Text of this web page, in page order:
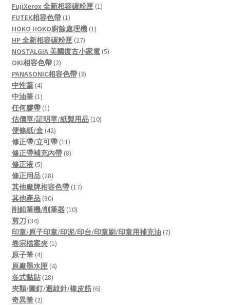
products
FujiXerox 全新相容碳粉匣 11
FUTEK相容色帶 11
product
HOKO HOKO廚餘處理機 11
HP 全新相容碳粉匣 2727
products
NOSTALGIA 美國復古小家電 55
OKI相容色帶 22
products
PANASONIC相容色帶 33
中性筆 44
products
中油筆 11
product
任何膠帶 11
product
估價單/証明單/紙製用品 1010
便條紙/盒 4242
products
修正帶/立可帶 1111
products
修正帶補充內帶 88
修正液 55
products
修正用品 2828
products
其他廠牌相容色帶 1717
其他產品 8080
products
削鉛筆機/削筆器 1010
剪刀 3434
products
印章/原子印章/印泥/印台/印章刷/印章用補充油 77
卷宗檔案夾 11
原子筆 44
products
原廠墨水匣 44
各式黏貼 2828
products
夾類/圖釘/迴紋針/橡皮筋 66
奇異筆 22